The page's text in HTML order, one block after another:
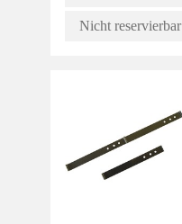
Nicht reservierbar